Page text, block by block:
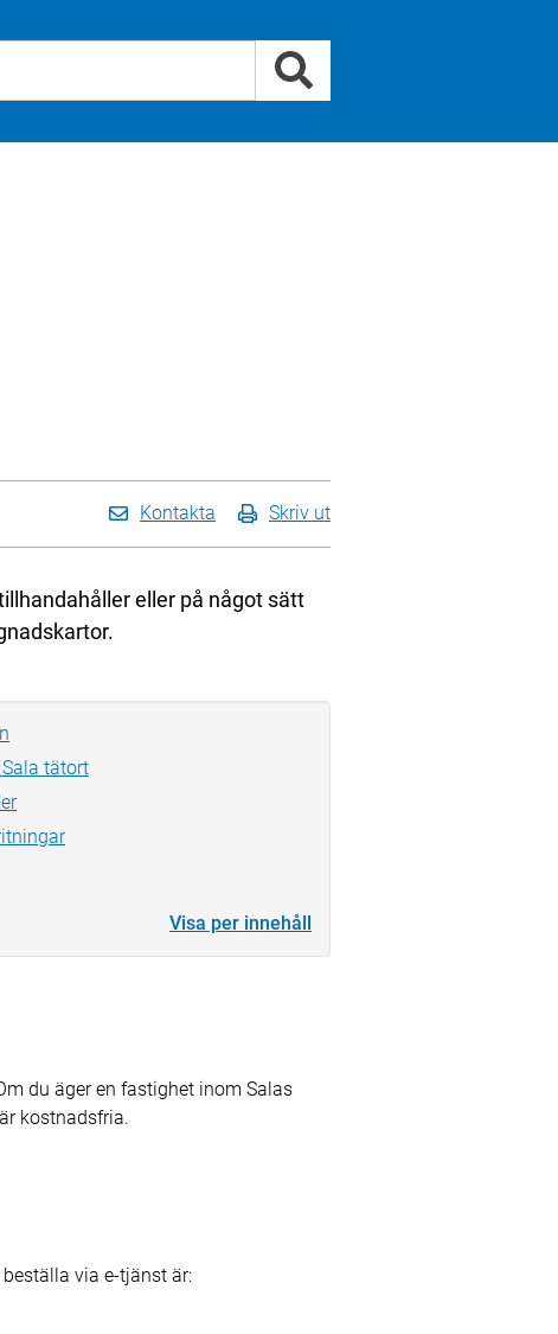
Kontakta Skriv ut
eller på något sätt
tätort
Visa per innehåll
du äger en fastighet inom Salas
kostnadsfria.
via e-tjänst är: